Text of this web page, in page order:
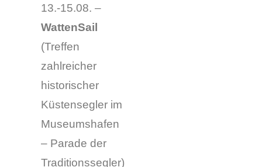
13.-15.08. –
WattenSail
(Treffen
zahlreicher
historischer
Küstensegler im
Museumshafen
– Parade der
Traditionssegler)